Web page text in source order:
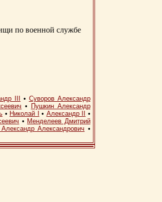
по военной службе
III • Суворов Александр
•
Пушкин Александр
• Николай I • Александр II
•
• Менделеев Дмитрий
Александрович •